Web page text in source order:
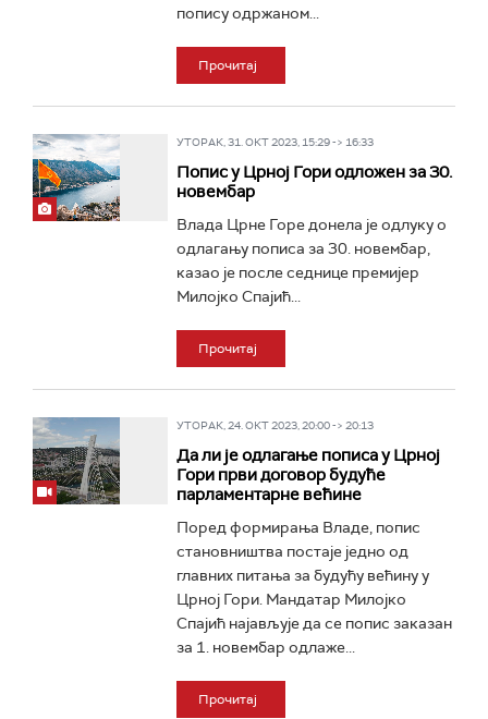
попису одржаном...
Прочитај
УТОРАК, 31. ОКТ 2023, 15:29 -> 16:33
Попис у Црној Гори одложен за 30.
новембар
Влада Црне Горе донела је одлуку о
одлагању пописа за 30. новембар,
казао је после седнице премијер
Милојко Спајић...
Прочитај
УТОРАК, 24. ОКТ 2023, 20:00 -> 20:13
Да ли је одлагање пописа у Црној
Гори први договор будуће
парламентарне већине
Поред формирања Владе, попис
становништва постаје једно од
главних питања за будућу већину у
Црној Гори. Мандатар Милојко
Спајић најављује да се попис заказан
за 1. новембар одлаже...
Прочитај